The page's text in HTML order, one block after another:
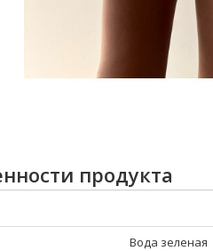
продукта
Вода зеленая